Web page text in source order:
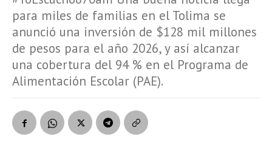
para miles de familias en el Tolima se
anunció una inversión de $128 mil millones
de pesos para el año 2026, y así alcanzar
una cobertura del 94 % en el Programa de
Alimentación Escolar (PAE).